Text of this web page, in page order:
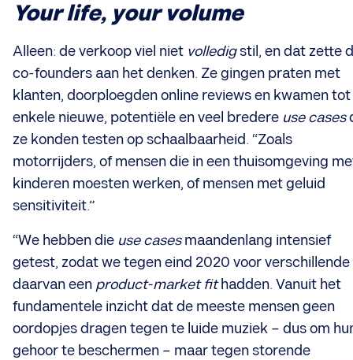
Your life, your volume
Alleen: de verkoop viel niet volledigstil, en dat zette
co-founders aan het denken. Ze gingen praten met
klanten, doorploegden online reviews en kwamen tot
enkele nieuwe, potentiële en veel bredere use cases
ze konden testen op schaalbaarheid. “Zoals
motorrijders, of mensen die in een thuisomgeving
kinderen moesten werken, of mensen met geluid
sensitiviteit.”
“We hebben die use casesmaandenlang intensief
getest, zodat we tegen eind 2020 voor verschillende
daarvan een product-market fit hadden. Vanuit het
fundamentele inzicht dat de meeste mensen geen
oordopjes dragen tegen te luide muziek – dus om
gehoor te beschermen – maar tegen storende